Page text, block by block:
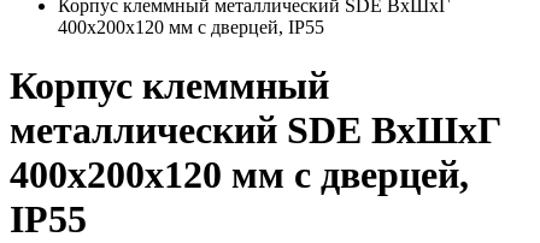
Корпус клеммный металлический SDE ВxШxГ
400x200x120 мм с дверцей, IP55
Корпус клеммный
металлический SDE ВxШxГ
400x200x120 мм с дверцей,
IP55